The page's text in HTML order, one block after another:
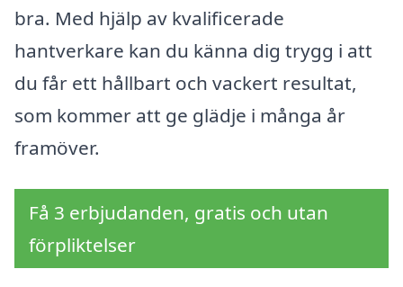
bra. Med hjälp av kvalificerade
hantverkare kan du känna dig trygg i att
du får ett hållbart och vackert resultat,
som kommer att ge glädje i många år
framöver.
Få 3 erbjudanden, gratis och utan
förpliktelser